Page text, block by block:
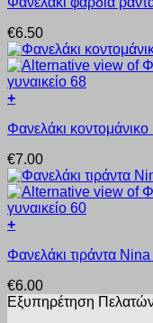
να
στη
σελίδα
του
προϊόντος
το
έχει
πολλαπλές
παραλλαγές.
Οι
επιλογές
να
στη
σελίδα
του
προϊόντος
€6.50
+
το
έχει
πολλαπλές
παραλλαγές.
Οι
επιλογές
να
στη
σελίδα
Φανελάκι
€7.00
+
το
έχει
πολλαπλές
Φανελάκι τιράντα
€6.00
Εξυπηρέτηση